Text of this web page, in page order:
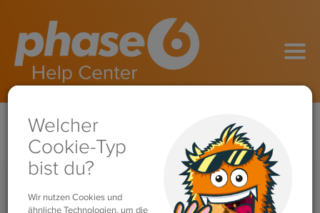
Gekaufte Vokabelsammlung für das 2. Kind erneut kaufen?